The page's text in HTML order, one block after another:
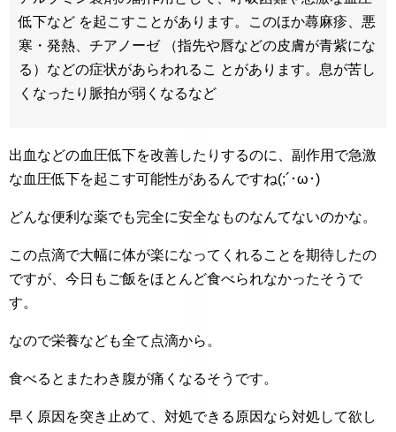
低下など を起こすことがあります。このほか蕁麻疹、悪
寒・発熱、チアノーゼ （指先や唇などの皮膚が青紫にな
る）などの症状があらわれるこ とがあります。息が苦し
くなったり脈拍が弱くなるなど
出血などの血圧低下を改善したりするのに、副作用で急激
な血圧低下を起こす可能性があるんですね(;´･ω･)
どんな便利な薬でも完全に安全なものなんてないのかな。
この点滴で大幅に体が楽になってくれることを期待したの
ですが、今日もご飯をほとんど食べられなかったそうで
す。
なので栄養なども全て点滴から。
食べるとまたわき腹が痛くなるそうです。
早く原因を突き止めて、対処できる原因なら対処して欲し